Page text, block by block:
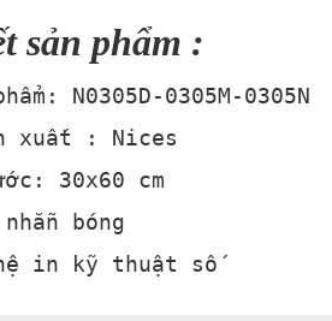
sản phẩm :
N0305D-0305M-0305N
xuất : Nices
30x60 cm
bóng
in kỹ thuật số